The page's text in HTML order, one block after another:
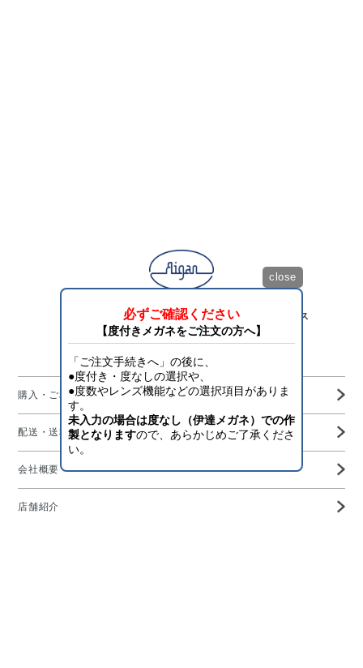
「目を護り、将来を守る」アイスタイリング・サービス
Aigan Official Online Shop
購入・ご利用ガイド
配送・送料・決済について
会社概要
店舗紹介
close